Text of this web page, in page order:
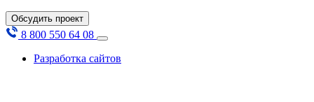
Обсудить проект
8 800 550 64 08
Разработка сайтов